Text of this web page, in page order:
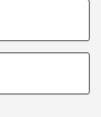
per il corretto